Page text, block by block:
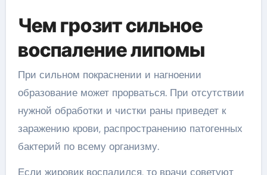
Чем грозит сильное
воспаление липомы
При сильном покраснении и нагноении
образование может прорваться. При отсутствии
нужной обработки и чистки раны приведет к
заражению крови, распространению патогенных
бактерий по всему организму.
Если жировик воспалился, то врачи советуют